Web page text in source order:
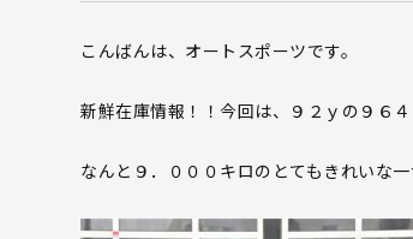
こんばんは、オートスポーツです。
新鮮在庫情報！！今回は、９２ｙの９６
なんと９．０００キロのとてもきれいな